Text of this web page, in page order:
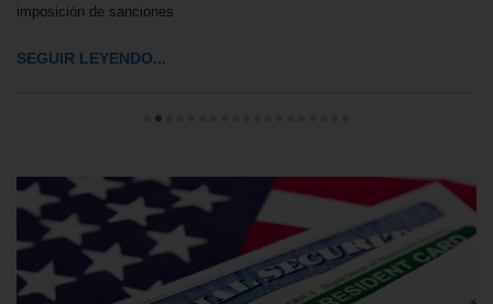
imposición de sanciones
SEGUIR LEYENDO...